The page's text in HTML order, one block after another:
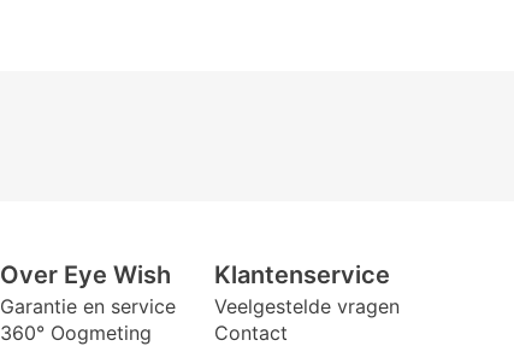
Over Eye Wish
Garantie en service
360° Oogmeting
Klantenservice
Veelgestelde vragen
Contact